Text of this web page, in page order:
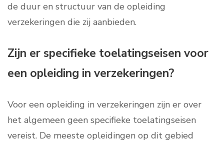
de duur en structuur van de opleiding
verzekeringen die zij aanbieden.
Zijn er specifieke toelatingseisen voor
een opleiding in verzekeringen?
Voor een opleiding in verzekeringen zijn er over
het algemeen geen specifieke toelatingseisen
vereist. De meeste opleidingen op dit gebied